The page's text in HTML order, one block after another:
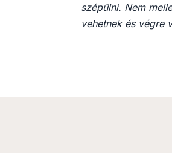
szépülni. Nem
vehetnek és végre